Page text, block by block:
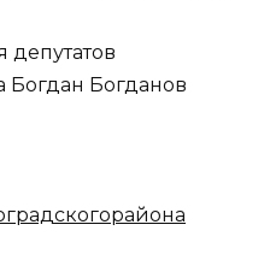
депутатов
Богдан Богданов